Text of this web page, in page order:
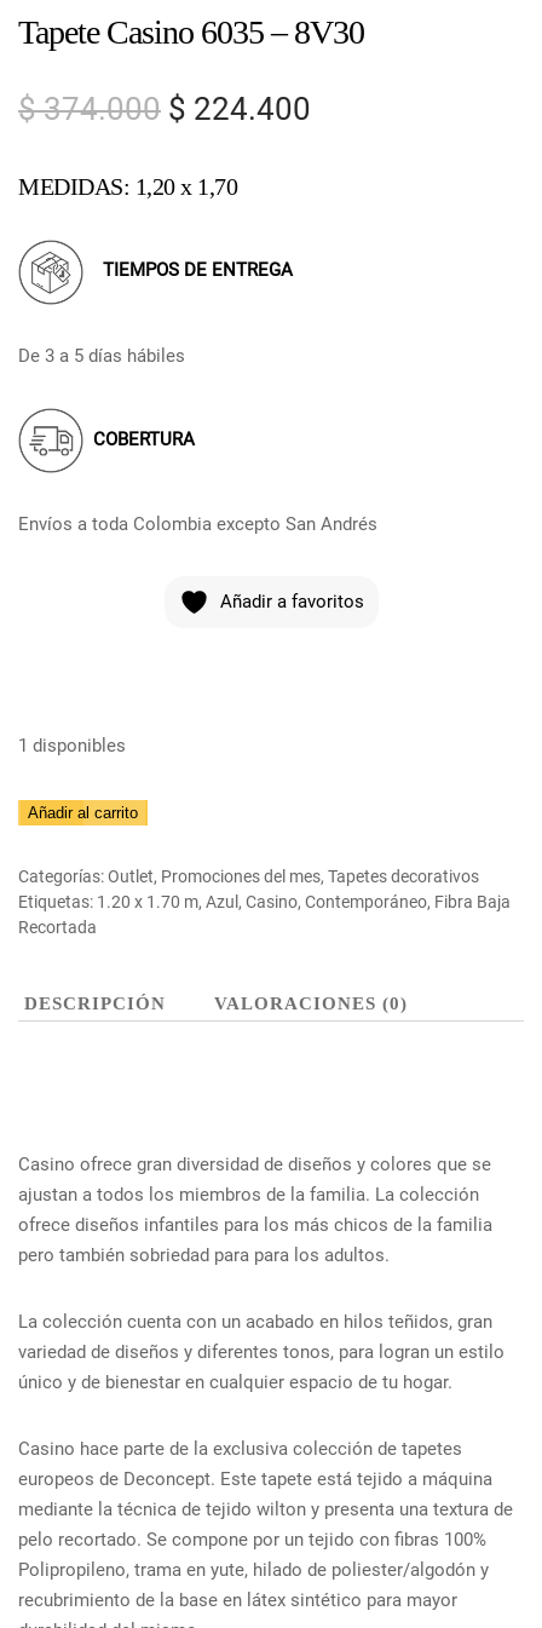
Tapete Casino 6035 – 8V30
$374.000 $ 224.400
MEDIDAS: 1,20 x 1,70
TIEMPOS DE ENTREGA
De 3 a 5 días hábiles
COBERTURA
Envíos a toda Colombia excepto San Andrés
Añadir a favoritos
1 disponibles
Tapete
6035
–
8V30
Añadir al carrito
Categorías:Outlet, Promociones del mes, Tapetes decorativos
Etiquetas: 1.20 x 1.70 m, Azul, Casino, Contemporáneo, Fibra Baja
Recortada
DESCRIPCIÓN VALORACIONES (0)
Casino ofrece gran diversidad de diseños y colores que se
ajustan a todos los miembros de la familia. La colección
ofrece diseños infantiles para los más chicos de la familia
pero también sobriedad para para los adultos.
La colección cuenta con un acabado en hilos teñidos, gran
variedad de diseños y diferentes tonos, para logran un estilo
único y de bienestar en cualquier espacio de tu hogar.
Casino hace parte de la exclusiva colección de tapetes
europeos de Deconcept. Este tapete está tejido a máquina
mediante la técnica de tejido wilton y presenta una textura de
pelo recortado. Se compone por un tejido con fibras 100%
Polipropileno, trama en yute, hilado de poliester/algodón y
recubrimiento de la base en látex sintético para mayor